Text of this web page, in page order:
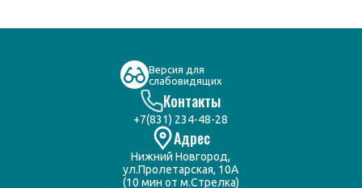
Контакты
+7(831) 234-48-28
Адрес
Нижний Новгород,
ул.Пролетарская, 10А
(10 мин от м.Стрелка)
Версия для
слабовидящих